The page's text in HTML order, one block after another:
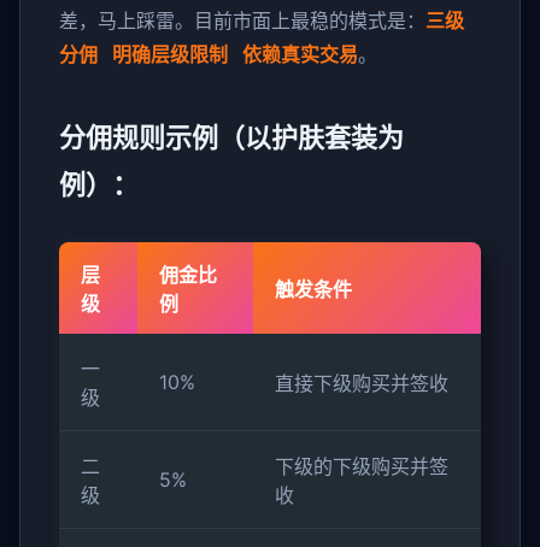
差，马上踩雷。目前市面上最稳的模式是： 三级
分佣 明确层级限制 依赖真实交易。
分佣规则示例（以护肤套装为
例）：
层
级
佣金比
例
触发条件
一
级
10% 直接下级购买并签收
二
级
5%
下级的下级购买并签
收